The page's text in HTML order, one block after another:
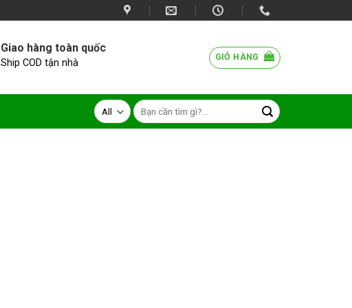
Giao hàng toàn quốc
Ship COD tận nhà
GIỎ HÀNG